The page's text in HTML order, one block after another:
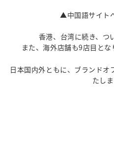
▲中国語サイト
香港、台湾に続き、つ
また、海外店舗も9店目とな
日本国内外ともに、ブランド
たしま